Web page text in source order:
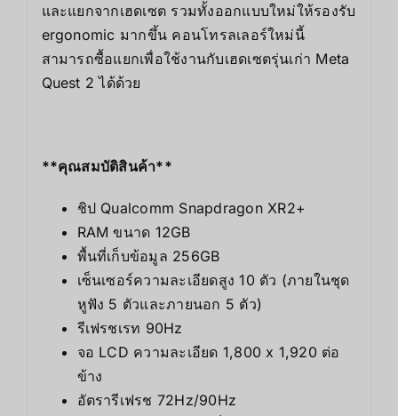
และแยกจากเฮดเซต รวมทั้งออกแบบใหม่ให้รองรับ
ergonomic มากขึ้น คอนโทรลเลอร์ใหม่นี้
สามารถซื้อแยกเพื่อใช้งานกับเฮดเซตรุ่นเก่า Meta
Quest 2 ได้ด้วย
**คุณสมบัติสินค้า**
ชิป Qualcomm Snapdragon XR2+
RAM ขนาด 12GB
พื้นที่เก็บข้อมูล 256GB
เซ็นเซอร์ความละเอียดสูง 10 ตัว (ภายในชุด
หูฟัง 5 ตัวและภายนอก 5 ตัว)
รีเฟรชเรท 90Hz
จอ LCD ความละเอียด 1,800 x 1,920 ต่อ
ข้าง
อัตรารีเฟรช 72Hz/90Hz